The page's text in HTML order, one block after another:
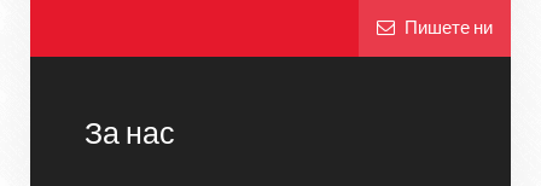
Пишете ни
За нас